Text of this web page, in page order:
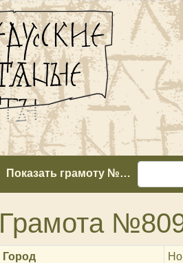
Показать грамоту №…
Грамота
Город